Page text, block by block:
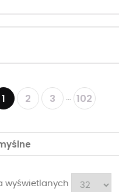
1 2 3 102
wyświetlanych